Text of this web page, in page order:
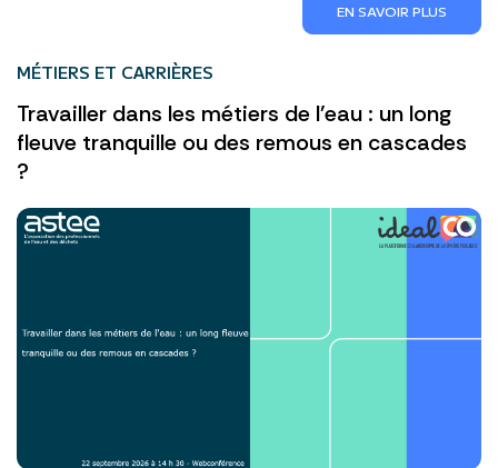
EN SAVOIR PLUS
MÉTIERS ET CARRIÈRES
Travailler dans les métiers de l'eau : un long
fleuve tranquille ou des remous en cascades
?